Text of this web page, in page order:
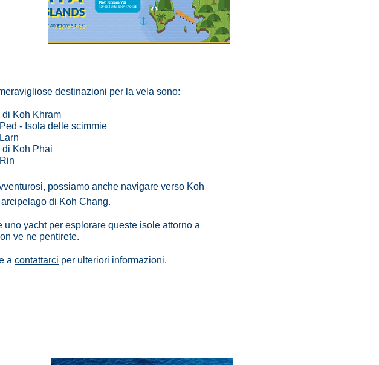
destinazioni per la vela sono:
di Koh Khram
- Isola delle scimmie
di Koh Phai
possiamo anche navigare verso Koh
arcipelago di Koh Chang.
uno yacht per esplorare queste isole attorno a
ve ne pentirete.
a contattarci per ulteriori informazioni.